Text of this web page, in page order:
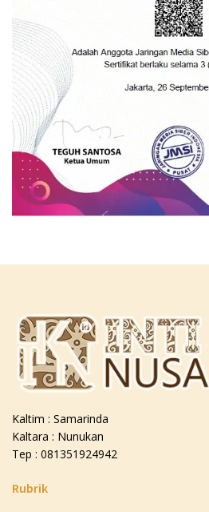
Kaltim : Samarinda
Kaltara : Nunukan
Tep : 081351924942
Rubrik